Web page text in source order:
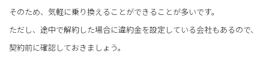
そのため、気軽に乗り換えることができることが多いです。
ただし、途中で解約した場合に違約金を設定している会社もあるので、
契約前に確認しておきましょう。